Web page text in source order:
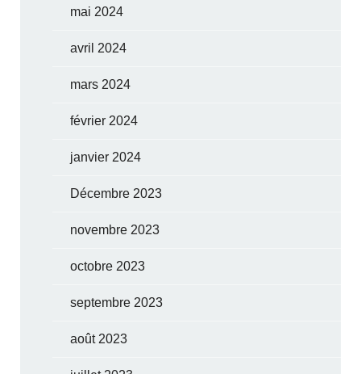
mai 2024
avril 2024
mars 2024
février 2024
janvier 2024
Décembre 2023
novembre 2023
octobre 2023
septembre 2023
août 2023